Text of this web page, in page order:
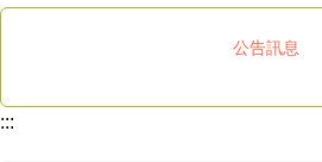
公告訊息
:::